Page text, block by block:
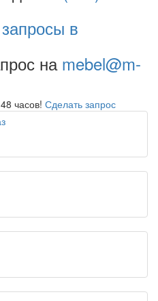
на mebel@m-
часов! Сделать запрос